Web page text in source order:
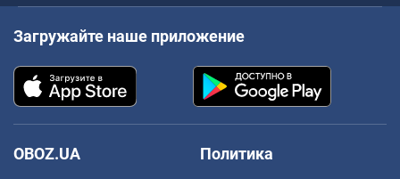
Загружайте наше приложение
OBOZ.UA
Политика